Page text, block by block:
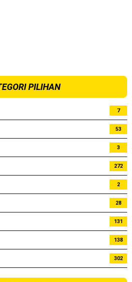
PILIHAN
7
53
3
272
2
28
131
138
302